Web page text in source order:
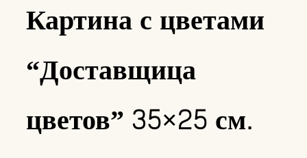
Картина с цветами
“Доставщица
цветов” 35×25 см.